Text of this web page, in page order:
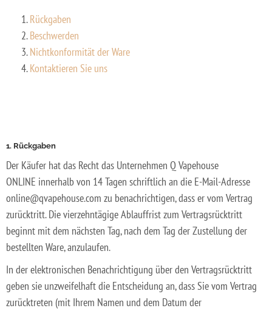
Rückgaben
Beschwerden
Nichtkonformität der Ware
Kontaktieren Sie uns
1. Rückgaben
Der Käufer hat das Recht das Unternehmen Q Vapehouse
ONLINE innerhalb von 14 Tagen schriftlich an die E-Mail-Adresse
online@qvapehouse.com zu benachrichtigen, dass er vom Vertrag
zurücktritt. Die vierzehntägige Ablauffrist zum Vertragsrücktritt
beginnt mit dem nächsten Tag, nach dem Tag der Zustellung der
bestellten Ware, anzulaufen.
In der elektronischen Benachrichtigung über den Vertragsrücktritt
geben sie unzweifelhaft die Entscheidung an, dass Sie vom Vertrag
zurücktreten (mit Ihrem Namen und dem Datum der